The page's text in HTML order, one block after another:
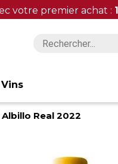
votre premier achat :
Vins
Real 2022